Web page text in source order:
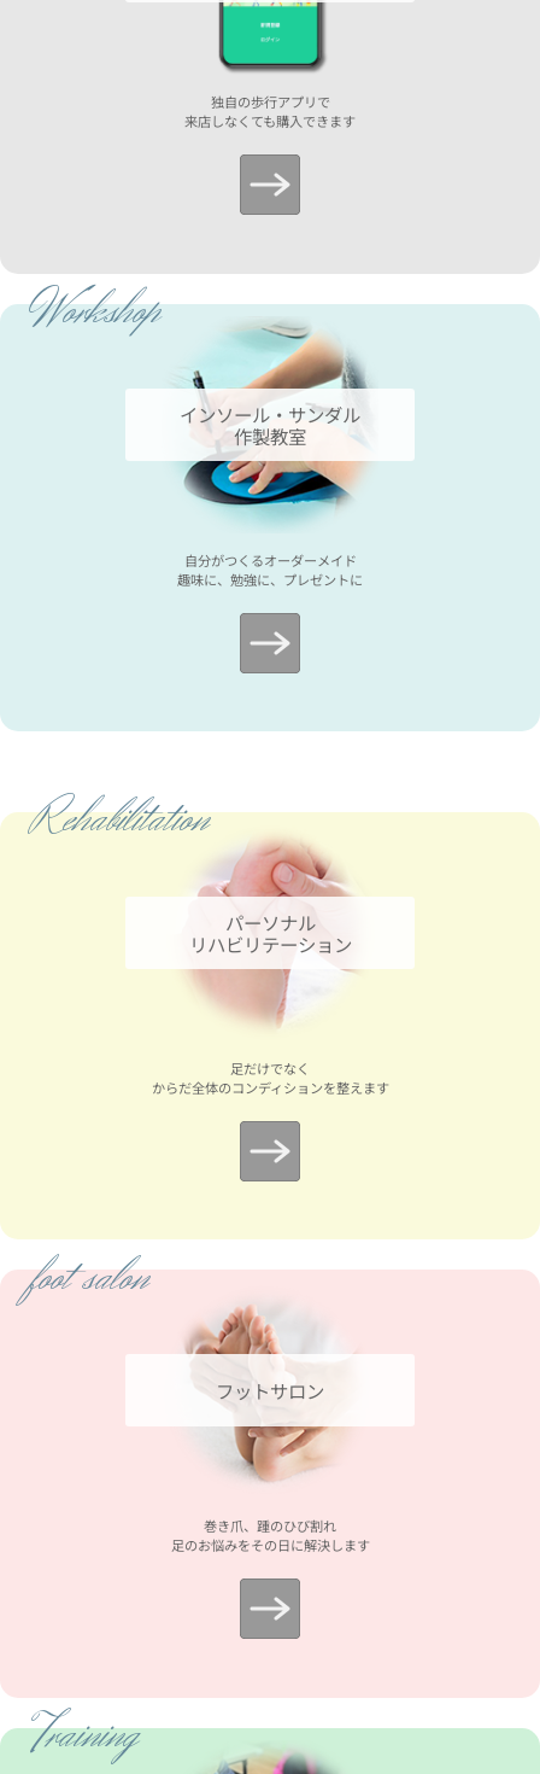
独自の歩行アプリで
来店しなくても購入できます
Workshop
インソール・サンダル
作製教室
自分がつくるオーダーメイド
趣味に、勉強に、プレゼントに
Rehabilitation
パーソナル
リハビリテーション
足だけでなく
からだ全体のコンディションを整えます
foot salon
フットサロン
巻き爪、踵のひび割れ
足のお悩みをその日に解決します
Training